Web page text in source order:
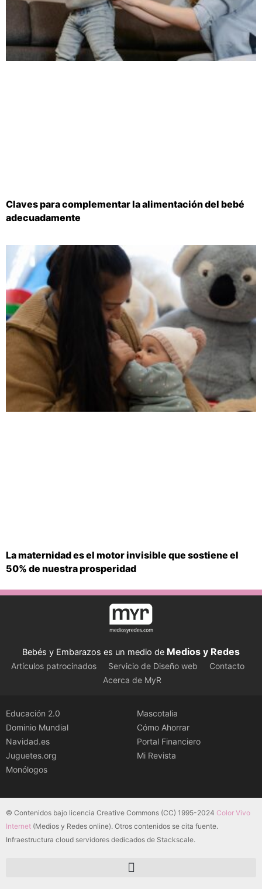
Claves para complementar la alimentación del bebé
adecuadamente
La maternidad es el motor invisible que sostiene el
50% de nuestra prosperidad
Bebés y Embarazos es un medio de Medios y Redes
Artículos patrocinados Servicio de Diseño web
Contacto
Acerca de MyR
Educación 2.0
Dominio Mundial
Navidad.es
Juguetes.org
Monólogos
Mascotalia
Cómo Ahorrar
Portal Financiero
Mi Revista
© Contenidos bajo licencia Creative Commons (CC) 1995-2024 Color Vivo
Internet (Medios y Redes online). Otros contenidos se cita fuente.
Infraestructura cloud servidores dedicados de Stackscale.